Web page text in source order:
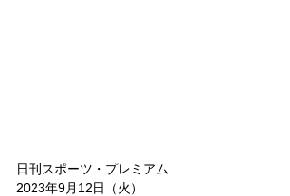
日刊スポーツ・プレミアム
2023年9月12日（火）